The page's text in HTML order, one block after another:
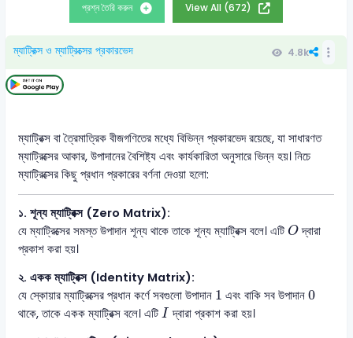
প্রশ্ন তৈরি করুন View All (672)
ম্যাট্রিক্স ও ম্যাট্রিক্সের প্রকারভেদ 4.8k
ম্যাট্রিক্স বা ত্রৈমাত্রিক বীজগণিতের মধ্যে বিভিন্ন প্রকারভেদ রয়েছে, যা সাধারণত
ম্যাট্রিক্সের আকার, উপাদানের বৈশিষ্ট্য এবং কার্যকারিতা অনুসারে ভিন্ন হয়। নিচে
ম্যাট্রিক্সের কিছু প্রধান প্রকারের বর্ণনা দেওয়া হলো:
১. শূন্য ম্যাট্রিক্স (Zero Matrix):
যে ম্যাট্রিক্সের সমস্ত উপাদান শূন্য থাকে তাকে শূন্য ম্যাট্রিক্স বলে। এটি O
Oদ্বারা
প্রকাশ করা হয়।
২. একক ম্যাট্রিক্স (Identity Matrix):
যে স্কোয়ার ম্যাট্রিক্সের প্রধান কর্ণে সবগুলাে উপাদান 1
1 এবং বাকি সব উপাদান0
0
থাকে, তাকে একক ম্যাট্রিক্স বলে। এটিI
I দ্বারা প্রকাশ করা হয়।